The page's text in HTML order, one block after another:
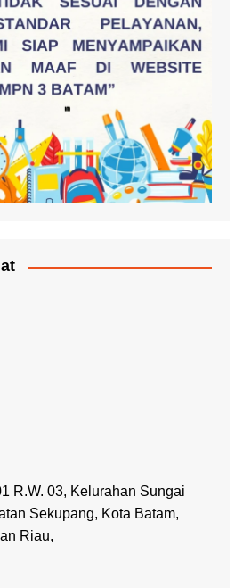
R.W. 03, Kelurahan Sungai
Sekupang, Kota Batam,
Riau,